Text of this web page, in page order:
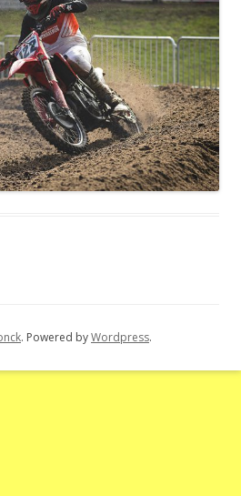
. Powered byWordpress.